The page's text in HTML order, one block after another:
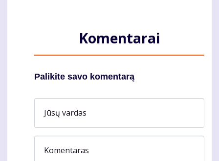
Komentarai
Palikite savo komentarą
Jūsų vardas
Komentaras